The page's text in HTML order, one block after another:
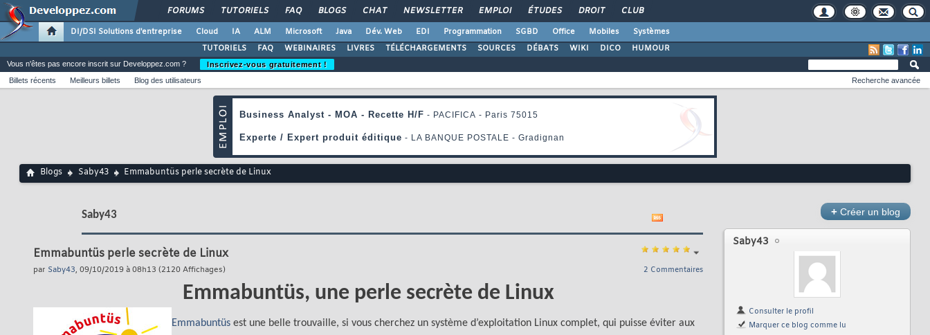
FORUMS TUTORIELS FAQ BLOGS CHAT NEWSLETTER EMPLOI ÉTUDES DROIT CLUB
DI/DSI Solutions d'entreprise Cloud IA ALM Microsoft Java Dév. Web EDI Programmation SGBD Office Mobiles
Systèmes
TUTORIELS
FAQ WEBINAIRES LIVRES TÉLÉCHARGEMENTS SOURCES DÉBATS WIKI DICO HUMOUR
Vous n'êtes pas encore inscrit sur Developpez.com ?
Inscrivez-vous gratuitement !
Billets récents
Meilleurs billets Blog des utilisateurs Recherche avancée
Blogs Saby43 Emmabuntüs perle secrète de Linux
Saby43
Emmabuntüs perle secrète de Linux
2 Commentaires
par Saby43, 09/10/2019 à 08h13 (2120 Affichages)
Emmabuntüs, une perle secrète de Linux
Emmabuntüs est une belle trouvaille, si vous cherchez un système d’exploitation Linux complet, qui puisse éviter aux
+ Créer un blog
Saby43
Consulter le profil
Marquer ce blog comme lu